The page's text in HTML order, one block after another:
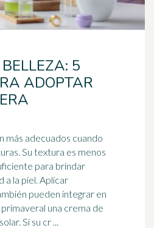
5
ADOPTAR
más adecuados cuando
Su textura es menos
para brindar
a la piel. Aplicar
pueden integrar en
una crema de
Si su cr ...